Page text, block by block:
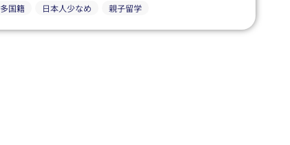
多国籍
日本人少なめ 親子留学